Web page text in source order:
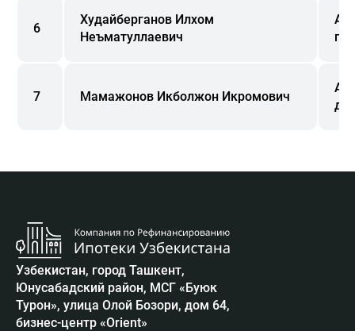
6
Худайберганов Илхом
Неъматуллаевич
по
7 Мамажонов Икболжон Икромович
АО
Узбекистан, город Ташкент,
Юнусабадский район, МСГ «Буюк
Турон», улица Олой Бозори, дом 64,
бизнес-центр «Orient»